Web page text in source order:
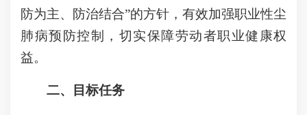
防为主、防治结合”的方针，有效加强职业性尘
肺病预防控制，切实保障劳动者职业健康权
益。
二、目标任务